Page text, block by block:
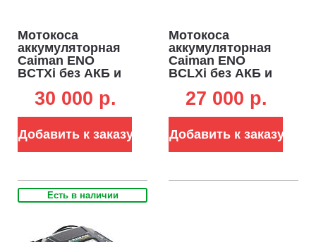
Мотокоса
аккумуляторная
Caiman ENO
BCTXi без АКБ и
Maxi Connect, T-
рукоятка, нож 3T
кг.)
30 000 p.
Добавить к заказу
Мотокоса
аккумуляторная
Caiman ENO
BCLXi без АКБ и
Maxi Connect, D-
рукоятка, нож 3T
кг.)
27 000 p.
Добавить к заказу
Есть в наличии